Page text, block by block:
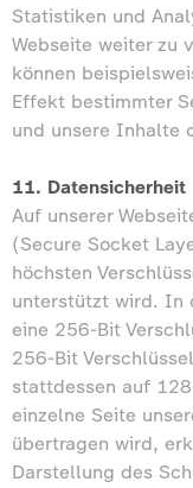
Statistiken und
Webseite weiter zu
können
Effekt bestimmter
und unsere Inhalte
11. Datensicherheit
Auf unserer
(Secure Socket
höchsten
unterstützt wird. In
eine 256-Bit
256-Bit
stattdessen auf
einzelne Seite
übertragen wird,
Darstellung des